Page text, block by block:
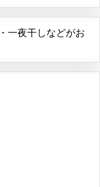
一夜干しなどがお